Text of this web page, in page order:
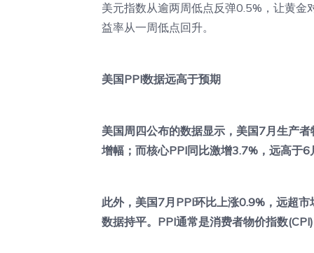
美元指数从逾两周低点反弹0.5%，让黄
益率从一周低点回升。
美国PPI数据远高于预期
美国周四公布的数据显示，美国7月生产
增幅；而核心PPI同比激增3.7%，远高于
此外，美国7月PPI环比上涨0.9%，远超
数据持平。PPI通常是消费者物价指数